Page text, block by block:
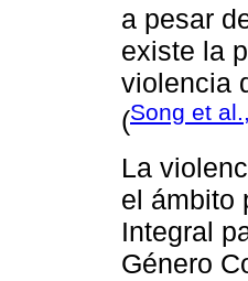
a pesar
existe la
violencia
(Song et
La
el ámbito
Integral
Género